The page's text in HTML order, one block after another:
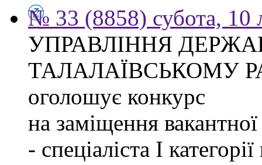
№ 33 (8858) субота, 10
УПРАВЛІННЯ
ТАЛАЛАЇВСЬКОМУ
оголошує конкурс
на заміщення
- спеціаліста І